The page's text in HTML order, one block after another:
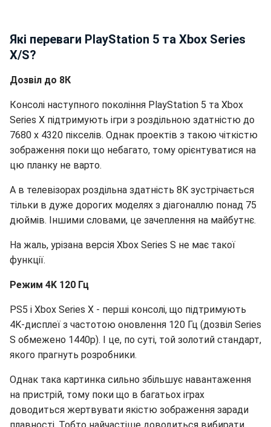
Які переваги PlayStation 5 та Xbox Series
X/S?
Дозвіл до 8К
Консолі наступного покоління PlayStation 5 та Xbox
Series X підтримують ігри з роздільною здатністю до
7680 x 4320 пікселів. Однак проектів з такою чіткістю
зображення поки що небагато, тому орієнтуватися на
цю планку не варто.
А в телевізорах роздільна здатність 8K зустрічається
тільки в дуже дорогих моделях з діагоналлю понад 75
дюймів. Іншими словами, це зачеплення на майбутнє.
На жаль, урізана версія Xbox Series S не має такої
функції.
Режим 4K 120 Гц
PS5 і Xbox Series X - перші консолі, що підтримують
4K-дисплеї з частотою оновлення 120 Гц (дозвіл Series
S обмежено 1440p). І це, по суті, той золотий стандарт,
якого прагнуть розробники.
Однак така картинка сильно збільшує навантаження
на пристрій, тому поки що в багатьох іграх
доводиться жертвувати якістю зображення заради